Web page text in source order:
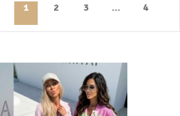
1 2 3 ... 4